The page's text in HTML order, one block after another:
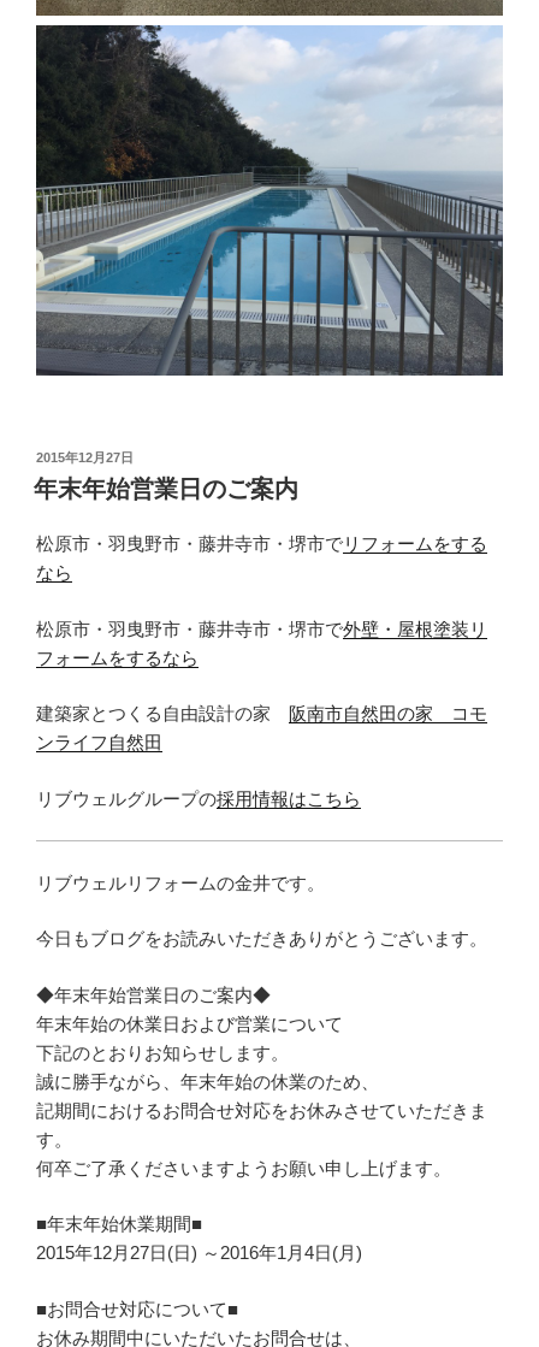
投
稿
日:
2015年12月27日
年末年始営業日のご案内
松原市・羽曳野市・藤井寺市・堺市でリフォームをする
なら
松原市・羽曳野市・藤井寺市・堺市で外壁・屋根塗装リ
フォームをするなら
建築家とつくる自由設計の家 阪南市自然田の家 コモ
ンライフ自然田
リブウェルグループの採用情報はこちら
リブウェルリフォームの金井です。
今日もブログをお読みいただきありがとうございます。
◆年末年始営業日のご案内◆
年末年始の休業日および営業について
下記のとおりお知らせします。
誠に勝手ながら、年末年始の休業のため、
記期間におけるお問合せ対応をお休みさせていただきま
す。
何卒ご了承くださいますようお願い申し上げます。
■年末年始休業期間■
2015年12月27日(日) ～2016年1月4日(月)
■お問合せ対応について■
お休み期間中にいただいたお問合せは、